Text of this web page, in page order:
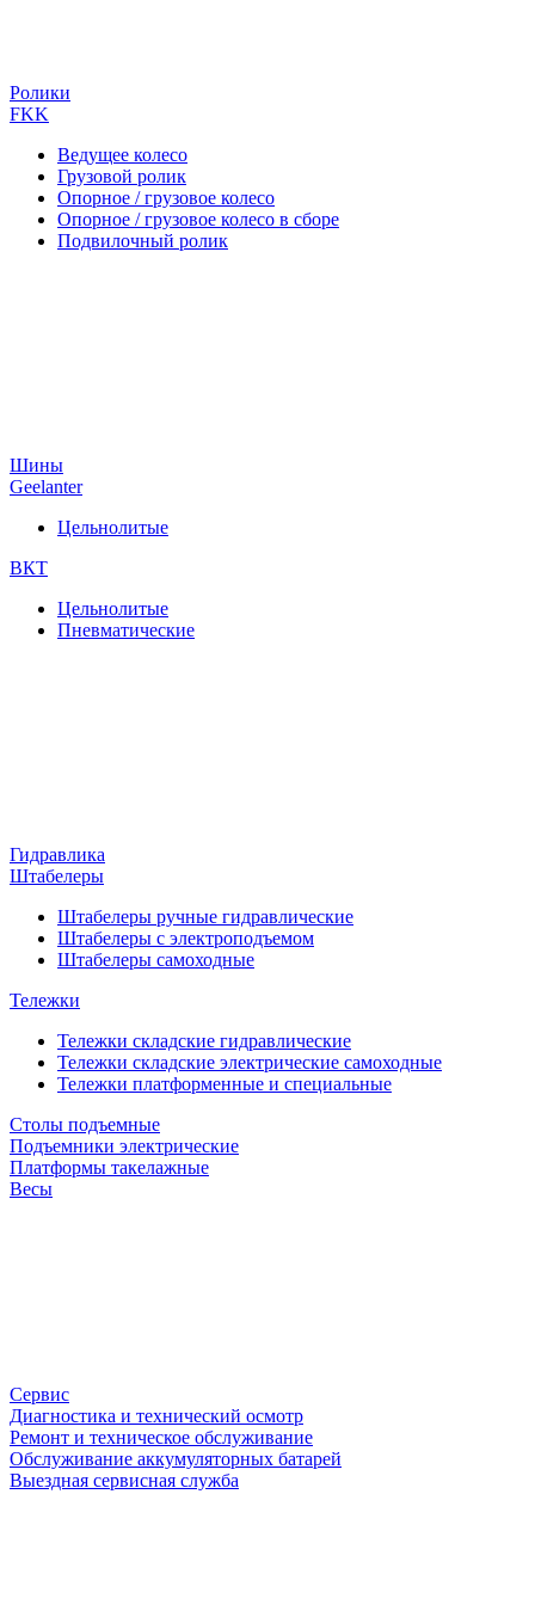
Ролики
FKK
Ведущее колесо
Грузовой ролик
Опорное / грузовое колесо
Опорное / грузовое колесо в сборе
Подвилочный ролик
Шины
Geelanter
Цельнолитые
ВКТ
Цельнолитые
Пневматические
Гидравлика
Штабелеры
Штабелеры ручные гидравлические
Штабелеры с электроподъемом
Штабелеры самоходные
Тележки
Тележки складские гидравлические
Тележки складские электрические самоходные
Тележки платформенные и специальные
Столы подъемные
Подъемники электрические
Платформы такелажные
Весы
Сервис
Диагностика и технический осмотр
Ремонт и техническое обслуживание
Обслуживание аккумуляторных батарей
Выездная сервисная служба